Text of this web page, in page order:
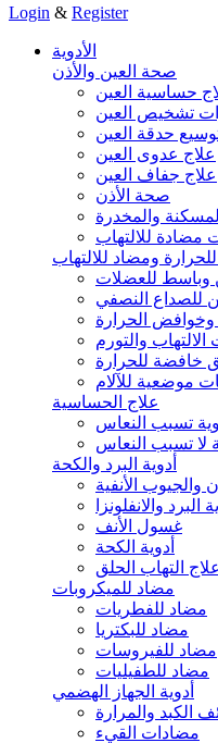
Login & Register
الأدوية
صحة العين والأذن
حساسية العين
تشخيص العين
حدقة العين
علاج عدوى العين
علاج جفاف العين
صحة الأذن
والمخدرة
مضادة للالتهاب
ومضاد للالتهاب
للعضلات
للصداع النصفي
وخوافض الحرارة
والتورم
خافضة للحرارة
موضعية للآلام
علاج الحساسية
تسبب النعاس
لا تسبب النعاس
أدوية البرد والكحة
والجيوب الأنفية
البرد والانفلونزا
غسول الأنف
أدوية الكحة
علاج التهاب الحلق
مضاد للميكروبات
مضاد للفطريات
مضاد للبكتريا
مضاد للفيروسات
مضاد للطفيليات
أدوية الجهاز الهضمي
الكبد والمرارة
مضادات القيء